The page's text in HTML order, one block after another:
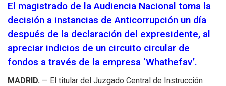
El magistrado de la Audiencia Nacional toma la
decisión a instancias de Anticorrupción un día
después de la declaración del expresidente, al
apreciar indicios de un circuito circular de
fondos a través de la empresa ‘Whathefav’.
MADRID. — El titular del Juzgado Central de Instrucción